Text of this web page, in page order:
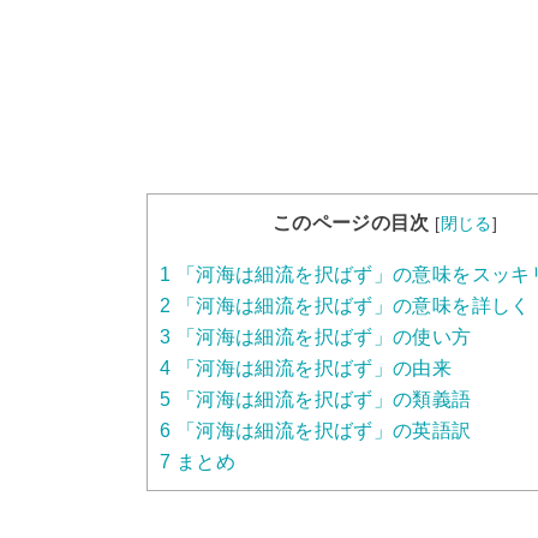
このページの目次 [閉じる]
1 「河海は細流を択ばず」の意味をスッキ
2 「河海は細流を択ばず」の意味を詳しく
3 「河海は細流を択ばず」の使い方
4 「河海は細流を択ばず」の由来
5 「河海は細流を択ばず」の類義語
6 「河海は細流を択ばず」の英語訳
7 まとめ